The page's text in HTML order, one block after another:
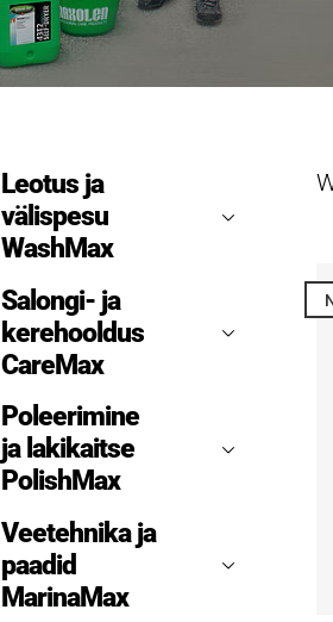
Leotus ja
välispesu
WashMax
Salongi- ja
kerehooldus
CareMax
Poleerimine
ja lakikaitse
PolishMax
Veetehnika ja
paadid
MarinaMax